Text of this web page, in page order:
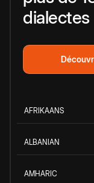
dialectes
AFRIKAANS
ALBANIAN
AMHARIC